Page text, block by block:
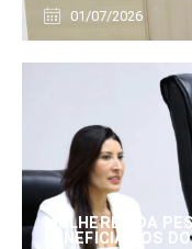
01/07/2026
MULHERES DA
BENEFICIÁRIOS